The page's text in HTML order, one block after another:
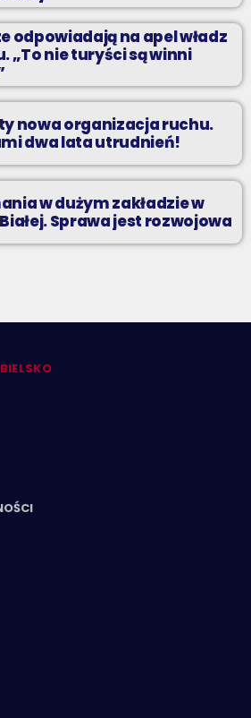
odpowiadają na apel władz
„To nie turyści są winni
nowa organizacja ruchu.
dwa lata utrudnień!
w dużym zakładzie w
Sprawa jest rozwojowa